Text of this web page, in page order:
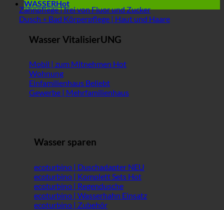
Zahnpflege | frei von Fluor und Zucker
Dusch + Bad Körperpflege | Haut und Haare
WASSER
Wasser VitalisierUNG
Mobil | zum Mitnehmen
Wohnung
Einfamilienhaus
Gewerbe | Mehrfamilienhaus
Wasser sparen
ecoturbino | Duschadapter
ecoturbino | Komplett Sets
ecoturbino | Regendusche
ecoturbino | Wasserhahn Einsatz
ecoturbino | Zubehör